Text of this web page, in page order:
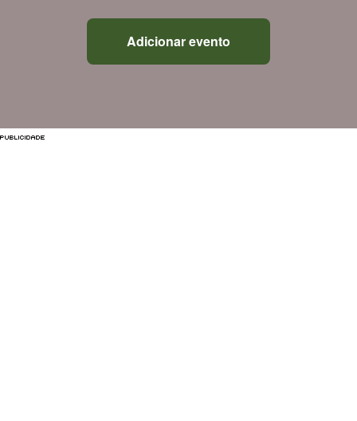
Adicionar evento